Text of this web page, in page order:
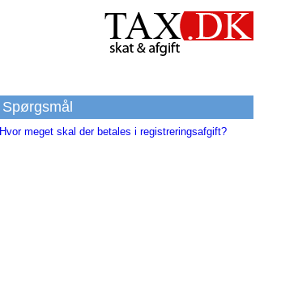
Spørgsmål
Hvor meget skal der betales i registreringsafgift?